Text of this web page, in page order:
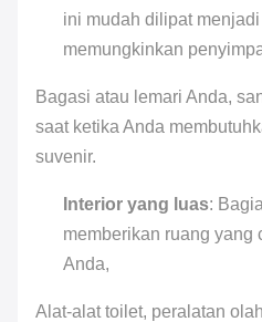
ini mudah dilipat
memungkinkan
Bagasi atau lemari Anda,
saat ketika Anda
suvenir.
Interior yang luas:
memberikan ruang yang
Anda,
Alat-alat toilet, peralatan